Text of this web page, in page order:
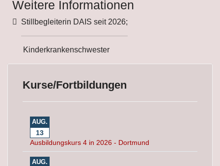
Weitere Informationen
Weitere Informationen
Stillbegleiterin DAIS seit 2026;
Kinderkrankenschwester
Kurse/Fortbildungen
AUG.
13
Ausbildungskurs 4 in 2026 - Dortmund
AUG.